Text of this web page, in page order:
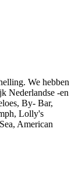
We hebben
Nederlandse -en
By- Bar,
Lolly's
American